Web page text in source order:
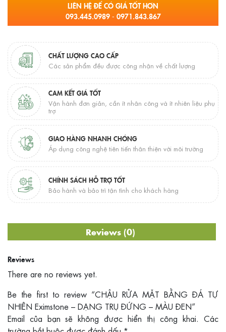
LIÊN HỆ ĐỂ CÓ GIÁ TỐT HƠN
093.445.0989 - 0971.843.867
CHẤT LƯỢNG CAO CẤP
Các sản phẩm đều được công nhận về chất lượng
CAM KẾT GIÁ TỐT
Vận hành đơn giản, cần ít nhân công và ít nhiên liệu phụ
trợ
GIAO HÀNG NHANH CHÓNG
Áp dụng công nghệ tiên tiến thân thiện với môi trường
CHÍNH SÁCH HỖ TRỢ TỐT
Bảo hành và bảo trì tận tình cho khách hàng
Reviews (0)
Reviews
There are no reviews yet.
Be the first to review “CHẬU RỬA MẶT BẰNG ĐÁ TỰ
NHIÊN Eximstone – DẠNG TRỤ ĐỨNG – MÀU ĐEN”
Email của bạn sẽ không được hiển thị công khai. Các